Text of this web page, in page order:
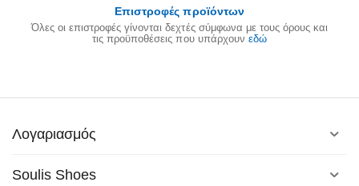
Επιστροφές προϊόντων
Όλες οι επιστροφές γίνονται δεχτές σύμφωνα με τους όρους και
τις προϋποθέσεις που υπάρχουν εδώ
Λογαριασμός
Soulis Shoes